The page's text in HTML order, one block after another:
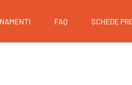
FAQ SCHEDE